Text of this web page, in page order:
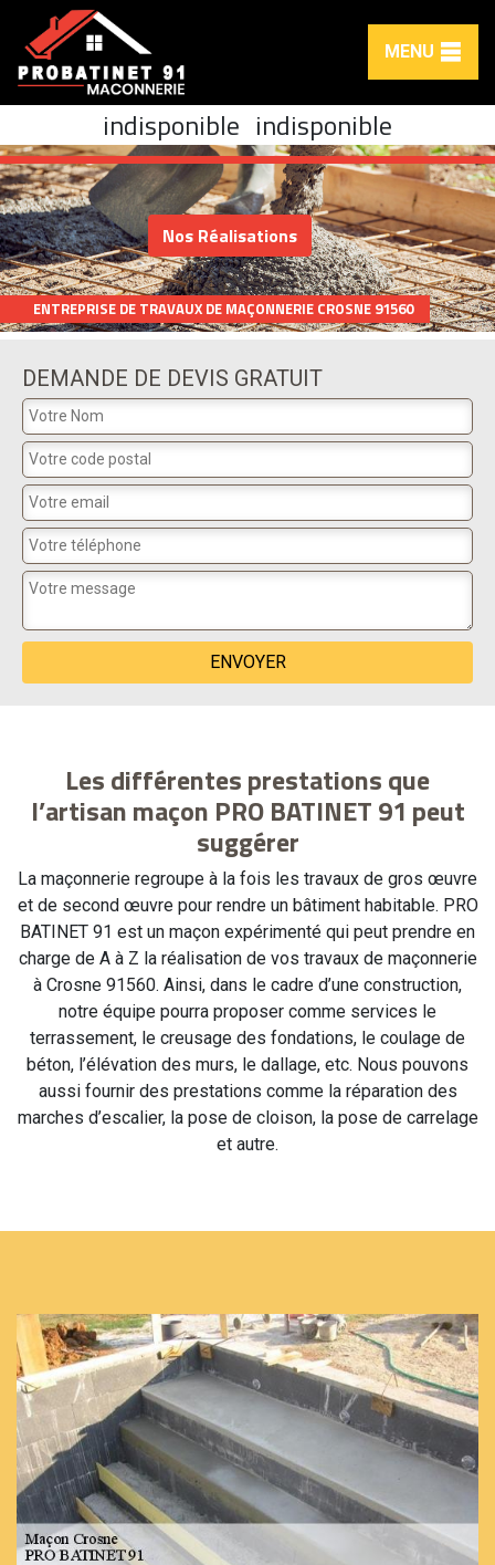
MENU
indisponible indisponible
Nos Réalisations
ENTREPRISE DE TRAVAUX DE MAÇONNERIE CROSNE 91560
DEMANDE DE DEVIS GRATUIT
Les différentes prestations que
l’artisan maçon PRO BATINET 91 peut
suggérer
La maçonnerie regroupe à la fois les travaux de gros œuvre
et de second œuvre pour rendre un bâtiment habitable. PRO
BATINET 91 est un maçon expérimenté qui peut prendre en
charge de A à Z la réalisation de vos travaux de maçonnerie
à Crosne 91560. Ainsi, dans le cadre d’une construction,
notre équipe pourra proposer comme services le
terrassement, le creusage des fondations, le coulage de
béton, l’élévation des murs, le dallage, etc. Nous pouvons
aussi fournir des prestations comme la réparation des
marches d’escalier, la pose de cloison, la pose de carrelage
et autre.